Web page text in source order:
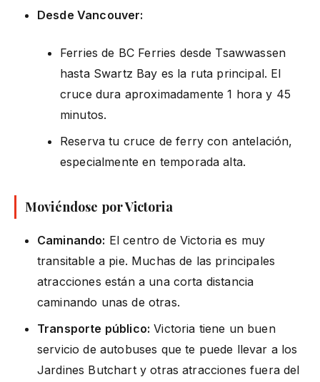
Desde Vancouver:
Ferries de BC Ferries desde Tsawwassen
hasta Swartz Bay es la ruta principal. El
cruce dura aproximadamente 1 hora y 45
minutos.
Reserva tu cruce de ferry con antelación,
especialmente en temporada alta.
Moviéndose por Victoria
Caminando: El centro de Victoria es muy
transitable a pie. Muchas de las principales
atracciones están a una corta distancia
caminando unas de otras.
Transporte público: Victoria tiene un buen
servicio de autobuses que te puede llevar a los
Jardines Butchart y otras atracciones fuera del